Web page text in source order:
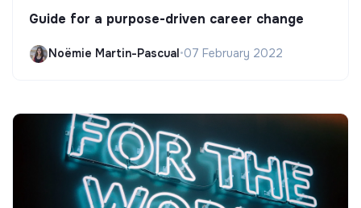
Guide for a purpose-driven career change
Noëmie Martin-Pascual•07 February 2022